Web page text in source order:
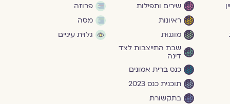
שירים ותפילות
ראיונות
מוגנוּת
שבת התייצבות לצד
דינה
כנס ברית אמונים
תוכנית כנס 2023
בתקשורת
פרוזה
מסה
גלוית עיניים